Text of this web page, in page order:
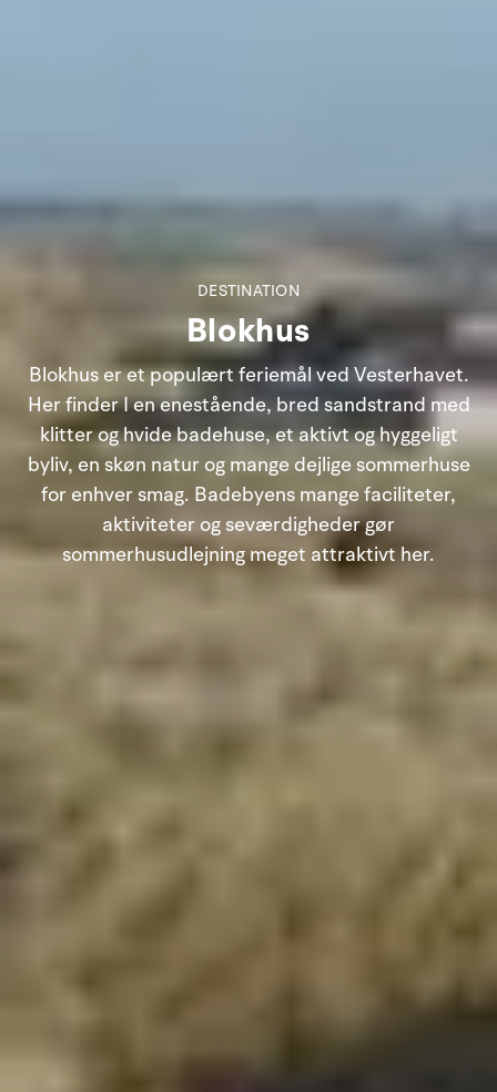
DESTINATION
Blokhus
Blokhus er et populært feriemål ved Vesterhavet.
Her finder I en enestående, bred sandstrand med
klitter og hvide badehuse, et aktivt og hyggeligt
byliv, en skøn natur og mange dejlige sommerhuse
for enhver smag. Badebyens mange faciliteter,
aktiviteter og seværdigheder gør
sommerhusudlejning meget attraktivt her.